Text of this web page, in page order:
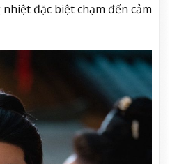
đặc biệt chạm đến cảm